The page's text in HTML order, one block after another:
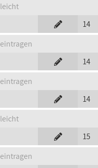
leicht
14
eintragen
14
eintragen
14
leicht
15
eintragen